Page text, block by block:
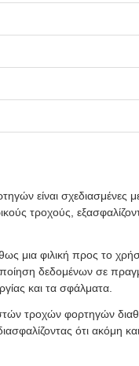
είναι σχεδιασμένες
τροχούς,
μια φιλική προς το
δεδομένων σε
και τα σφάλματα.
τροχών φορτηγών
ότι ακόμη